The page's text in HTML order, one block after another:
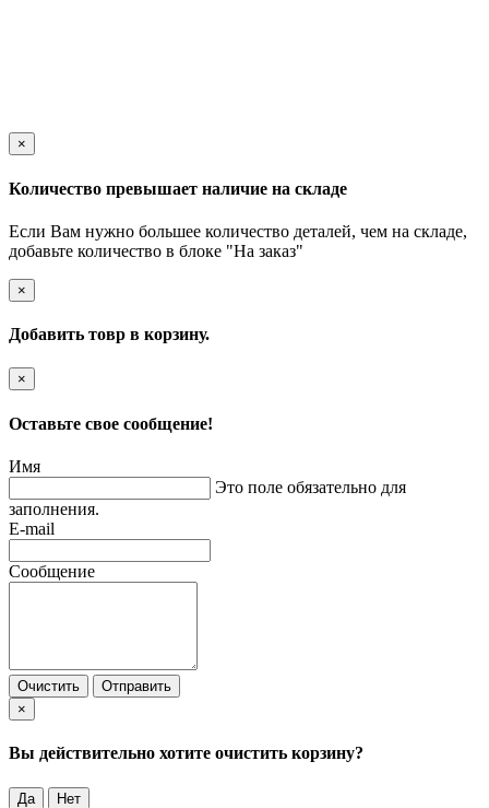
×
Количество превышает наличие на складе
Если Вам нужно большее количество деталей, чем на складе,
добавьте количество в блоке "На заказ"
×
Добавить товр в корзину.
×
Оставьте свое сообщение!
Имя
Это поле обязательно для
заполнения.
E-mail
Сообщение
Очистить
Отправить
×
Вы действительно хотите очистить корзину?
Да Нет